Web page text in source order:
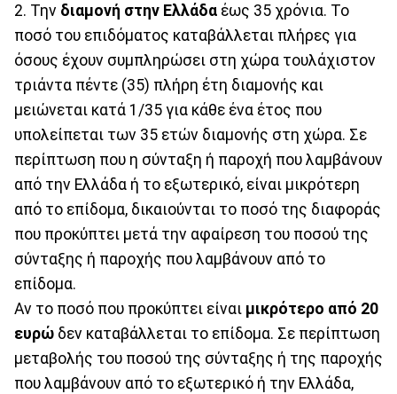
2. Την διαμονή στην Ελλάδα έως 35 χρόνια. Το
ποσό του επιδόματος καταβάλλεται πλήρες για
όσους έχουν συμπληρώσει στη χώρα τουλάχιστον
τριάντα πέντε (35) πλήρη έτη διαμονής και
μειώνεται κατά 1/35 για κάθε ένα έτος που
υπολείπεται των 35 ετών διαμονής στη χώρα. Σε
περίπτωση που η σύνταξη ή παροχή που λαμβάνουν
από την Ελλάδα ή το εξωτερικό, είναι μικρότερη
από το επίδομα, δικαιούνται το ποσό της διαφοράς
που προκύπτει μετά την αφαίρεση του ποσού της
σύνταξης ή παροχής που λαμβάνουν από το
επίδομα.
Αν το ποσό που προκύπτει είναι μικρότερο από 20
ευρώ δεν καταβάλλεται το επίδομα. Σε περίπτωση
μεταβολής του ποσού της σύνταξης ή της παροχής
που λαμβάνουν από το εξωτερικό ή την Ελλάδα,